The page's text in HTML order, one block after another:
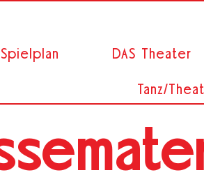
DAS Theater
Tanz/